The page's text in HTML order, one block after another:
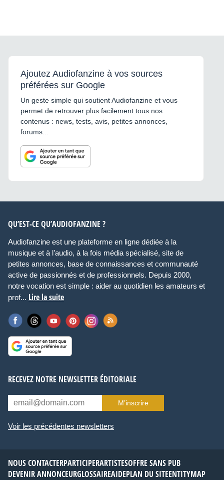
Ajoutez Audiofanzine à vos sources
préférées sur Google
Un geste simple qui soutient Audiofanzine et vous
permet de retrouver plus facilement tous nos
contenus : news, tests, avis, petites annonces,
forums...
QU’EST-CE QU’AUDIOFANZINE ?
Audiofanzine est une plateforme en ligne dédiée à la
musique et à l’audio, à la fois média spécialisé, site de
petites annonces, base de connaissances et communauté
active de passionnés et de professionnels. Depuis 2000,
notre vocation est simple : aider au quotidien les amateurs et
prof... Lire la suite
RECEVEZ NOTRE NEWSLETTER ÉDITORIALE
M’inscrire
Voir les précédentes newsletters
NOUS CONTACTERPARTICIPERARTISTESOFFRE SANS PUB
DEVENIR ANNONCEURGLOSSAIREAIDEPLAN DU SITEENTITYMAP